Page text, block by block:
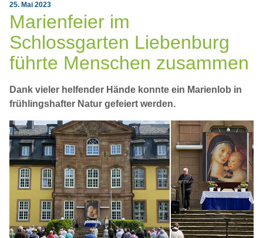
25. Mai 2023
Marienfeier im
Schlossgarten Liebenburg
führte Menschen zusammen
Dank vieler helfender Hände konnte ein Marienlob in
frühlingshafter Natur gefeiert werden.